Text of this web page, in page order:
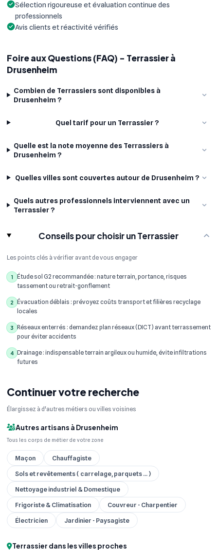
Sélection rigoureuse et évaluation continue des
professionnels
Avis clients et réactivité vérifiés
Foire aux Questions (FAQ) - Terrassier à
Drusenheim
Combien de Terrassiers sont disponibles à
Drusenheim ?
Quel tarif pour un Terrassier ?
Quelle est la note moyenne des Terrassiers à
Drusenheim ?
Quelles villes sont couvertes autour de Drusenheim ?
Quels autres professionnels interviennent avec un
Terrassier ?
Conseils pour choisir un Terrassier
Les points clés à vérifier avant de vous engager
1
Étude sol G2 recommandée : nature terrain, portance, risques
tassement ou retrait-gonflement
2
Évacuation déblais : prévoyez coûts transport et filières recyclage
locales
3
Réseaux enterrés : demandez plan réseaux (DICT) avant terrassement
pour éviter accidents
4 Drainage : indispensable terrain argileux ou humide, évite infiltrations
futures
Continuer votre recherche
Élargissez à d'autres métiers ou villes voisines
Autres artisans à Drusenheim
Tous les corps de métier de votre zone
Maçon
Chauffagiste
Sols et revêtements ( carrelage, parquets ... )
Nettoyage industriel & Domestique
Frigoriste & Climatisation
Couvreur - Charpentier
Électricien
Jardinier - Paysagiste
Terrassier dans les villes proches